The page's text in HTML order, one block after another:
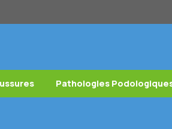
Pathologies